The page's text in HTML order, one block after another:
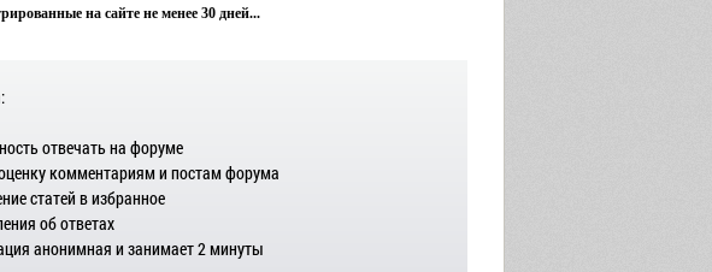
на сайте не менее 30 дней...
отвечать на форуме
комментариям и постам форума
статей в избранное
об ответах
анонимная и занимает 2 минуты